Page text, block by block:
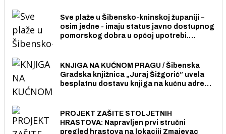
Sve plaže u Šibensko-kninskoj županiji –
osim jedne - imaju status javno dostupnog
pomorskog dobra u općoj upotrebi.
KNJIGA NA KUĆNOM PRAGU / Šibenska
Gradska knjižnica „Juraj Šižgorić” uvela
besplatnu dostavu knjiga na kućnu adresu
PROJEKT ZAŠITE STOLJETNIH
HRASTOVA: Napravljen prvi stručni
pregled hrastova na lokaciji Zmajevac